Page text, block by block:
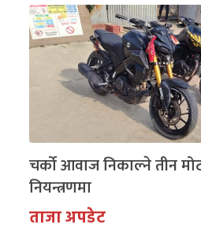
चर्को आवाज निकाल्ने तीन
नियन्त्रणमा
ताजा अपडेट